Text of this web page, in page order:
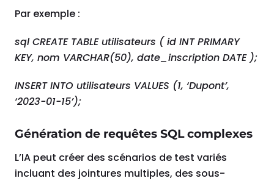
Par exemple :
sql CREATE TABLE utilisateurs ( id INT PRIMARY
KEY, nom VARCHAR(50), date_inscription DATE );
INSERT INTO utilisateurs VALUES (1, ‘Dupont’,
‘2023-01-15’);
Génération de requêtes SQL complexes
L’IA peut créer des scénarios de test variés
incluant des jointures multiples, des sous-